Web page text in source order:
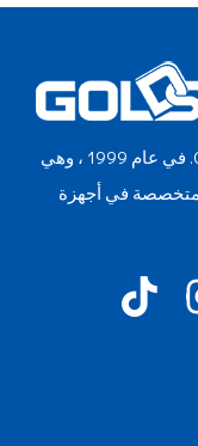
تأسست شركة Goldsite Diagnostics Inc. في عام 1999 ، وهي
متخصصة في أجهزة